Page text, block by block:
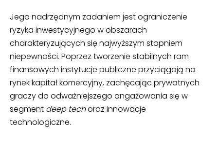
Jego nadrzędnym zadaniem jest ograniczenie
ryzyka inwestycyjnego w obszarach
charakteryzujących się najwyższym stopniem
niepewności. Poprzez tworzenie stabilnych ram
finansowych instytucje publiczne przyciągają na
rynek kapitał komercyjny, zachęcając prywatnych
graczy do odważniejszego angażowania się w
segment deep techoraz innowacje
technologiczne.